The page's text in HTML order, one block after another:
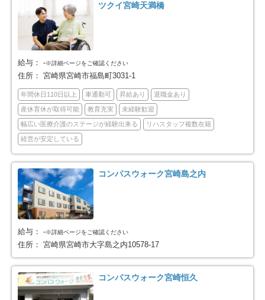
ツクイ宮崎天満橋
給与： -※詳細ページをご確認ください
住所： 宮崎県宮崎市福島町3031-1
年間休日110日以上 車通勤可 昇給あり 退職金あり
産休育休が取得可能 教育充実 未経験歓迎
幅広い医療介護のステージが経験出来る リハスタッフ複数在籍
経営が安定している
コンパスウォーク宮崎島之内
給与： -※詳細ページをご確認ください
住所： 宮崎県宮崎市大字島之内10578-17
コンパスウォーク宮崎恒久